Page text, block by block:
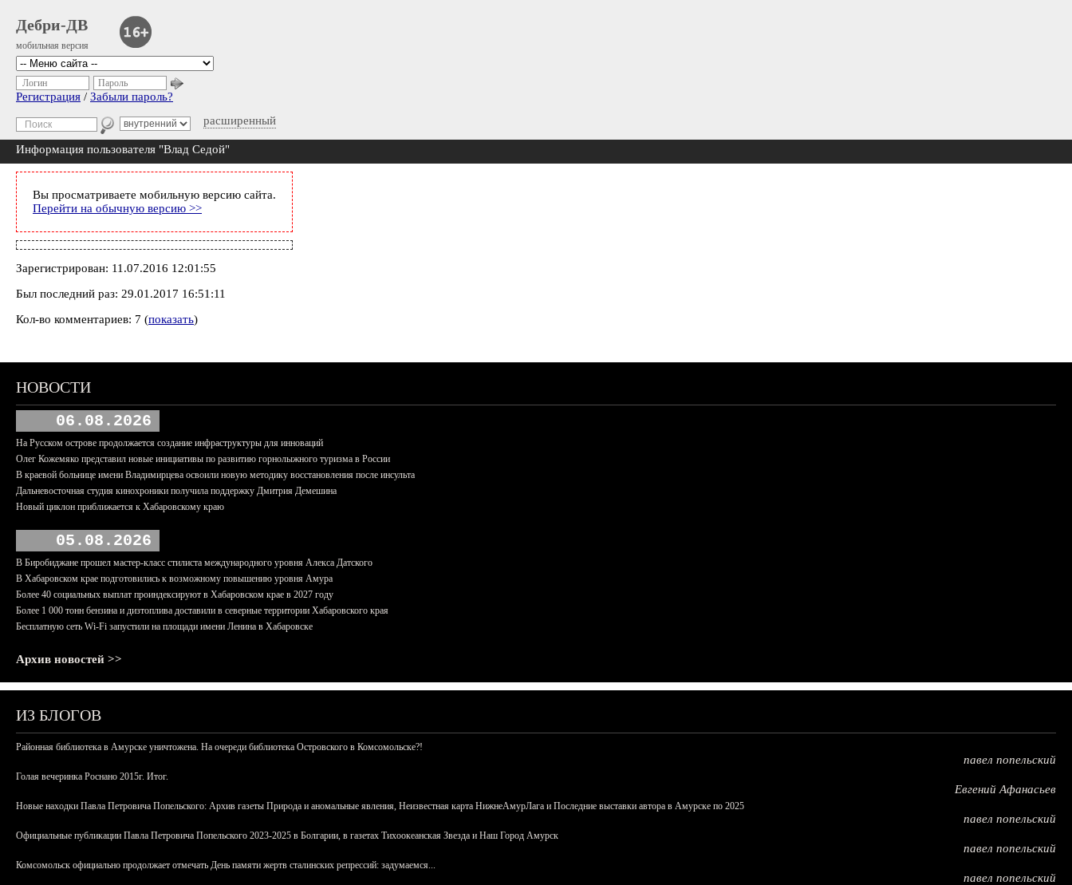
Дебри-ДВ
мобильная версия
расширенный
Логин Пароль
Регистрация / Забыли пароль?
Информация пользователя "Влад Седой"
Вы просматриваете мобильную версию сайта.
Перейти на обычную версию >>
Зарегистрирован: 11.07.2016 12:01:55
Был последний раз: 29.01.2017 16:51:11
Кол-во комментариев: 7 (показать)
НОВОСТИ
06.08.2026
На Русском острове продолжается создание инфраструктуры для инноваций
Олег Кожемяко представил новые инициативы по развитию горнолыжного туризма в России
В краевой больнице имени Владимирцева освоили новую методику восстановления после инсульта
Дальневосточная студия кинохроники получила поддержку Дмитрия Демешина
Новый циклон приближается к Хабаровскому краю
05.08.2026
В Биробиджане прошел мастер-класс стилиста международного уровня Алекса Датского
В Хабаровском крае подготовились к возможному повышению уровня Амура
Более 40 социальных выплат проиндексируют в Хабаровском крае в 2027 году
Более 1 000 тонн бензина и дизтоплива доставили в северные территории Хабаровского края
Бесплатную сеть Wi-Fi запустили на площади имени Ленина в Хабаровске
Архив новостей >>
ИЗ БЛОГОВ
Районная библиотека в Амурске уничтожена. На очереди библиотека Островского в Комсомольске?!
павел попельский
Голая вечеринка Роснано 2015г. Итог.
Евгений Афанасьев
Новые находки Павла Петровича Попельского: Архив газеты Природа и аномальные явления, Неизвестная карта НижнеАмурЛага и Последние выставки автора в Амурске по 2025
павел попельский
Официальные публикации Павла Петровича Попельского 2023-2025 в Болгарии, в газетах Тихоокеанская Звезда и Наш Город Амурск
павел попельский
Комсомольск официально продолжает отмечать День памяти жертв сталинских репрессий: задумаемся...
павел попельский